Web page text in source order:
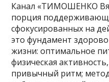
Канал «ТИМОШЕНКО
порция
сфокусированных на
это фундамент
жизни: оптимальное
физическая
привычный ритм;